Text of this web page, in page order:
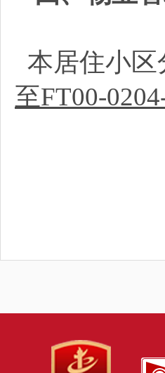
本居住小区
至FT00-